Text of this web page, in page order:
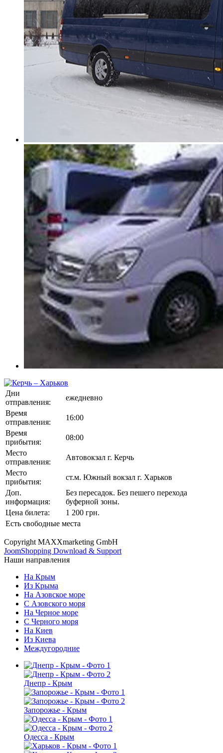
Дни
отправления:
ежедневно
Время
отправления:
16:00
Время
прибытия:
08:00
Место
отправления:
Автовокзал г. Керчь
Место
прибытия:
ст.м. Южный вокзал г. Харьков
Доп.
информация:
Без пересадок. Без пешего перехода
буферной зоны.
Цена билета:
1 200 грн.
Есть свободные места
Copyright MAXXmarketing GmbH
JoomShopping Download & Support
Наши направления
На Крым
Из Крыма
На Азовское море
С Азовского моря
На Черное море
С Черного моря
На Киев
Из Киева
Междугородние
Днепр - Крым
Запорожье - Крым
Одесса - Крым